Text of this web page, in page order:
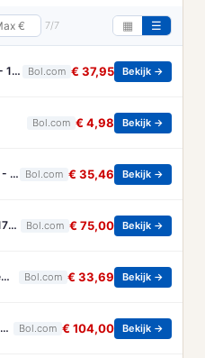
7/7 ▦ ☰
Pour homme Boucheron - 100 ml - Eau de parfum Bol.com € 37,95 Bekijk →
Bol.com € 4,98 Bekijk →
Boucheron Quatre Iconic - 50 ml - eau de parfum spray - damesparfum Bol.com € 35,46 Bekijk →
François Boucher 1703-1770 - Brandt, Christa Bol.com € 75,00 Bekijk →
Boucheron Serpent Bohème Gift Set 50ml Eau de Parfum + 50ml Bath & Shower Gel + 50ml Body Lotion - Geschenkset Bol.com € 33,69 Bekijk →
Boucheron Jaipur Homme Eau de Parfum 100ml Spray Bol.com € 104,00 Bekijk →